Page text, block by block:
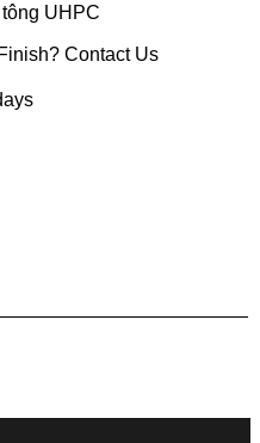
UHPC
Contact Us